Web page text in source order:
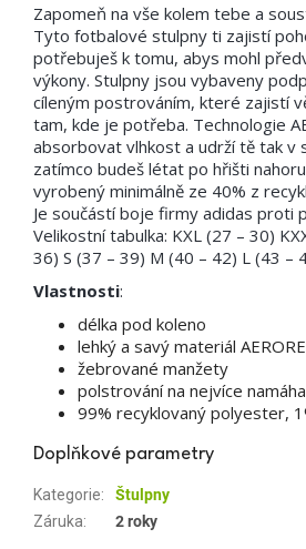
Zapomeň na vše kolem tebe a
Tyto fotbalové stulpny ti zajistí
potřebuješ k tomu, abys mohl
výkony. Stulpny jsou vybaveny
cíleným postrováním, které zajistí
tam, kde je potřeba. Technologie
absorbovat vlhkost a udrží tě tak v
zatímco budeš létat po hřišti
vyrobený minimálně ze 40% z
Je součástí boje firmy adidas proti
Velikostní tabulka: KXL (27 – 30)
36) S (37 – 39) M (40 – 42) L (43 –
Vlastnosti:
délka pod koleno
lehký a savý materiál
žebrované manžety
polstrování na nejvíce
99% recyklovaný polyester,
Doplňkové parametry
Kategorie:
Štulpny
Záruka: 2 roky